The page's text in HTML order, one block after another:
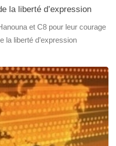
la liberté d’expression
et C8 pour leur courage
la liberté d’expression